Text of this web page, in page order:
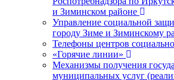
и Зиминском районе
Управление социальной
городу Зиме и Зиминскому
Телефоны центров
«Горячие линии»
Механизмы получения
муниципальных услуг